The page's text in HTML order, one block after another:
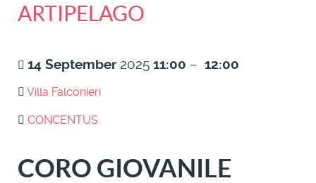
ARTIPELAGO
14 September 2025 11:00 – 12:00
Villa Falconieri
CONCENTUS
CORO GIOVANILE